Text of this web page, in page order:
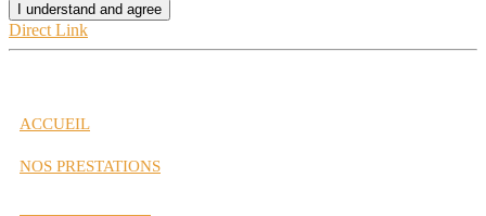
I understand and agree
Direct Link
ACCUEIL
NOS PRESTATIONS